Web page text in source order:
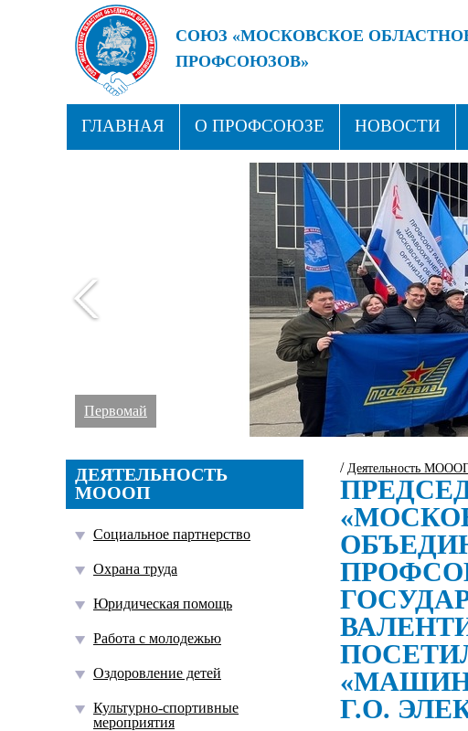
СОЮЗ «МОСКОВСКОЕ
ПРОФСОЮЗОВ»
ГЛАВНАЯ О ПРОФСОЮЗЕ НОВОСТИ
ПРОФСОЮЗНЫЕ ЗДРАВНИЦЫ КОНТАКТЫ
Первомай
ДЕЯТЕЛЬНОСТЬ
МОООП
Социальное партнерство
Охрана труда
Юридическая помощь
Работа с молодежью
Оздоровление детей
Культурно-спортивные
мероприятия
/ Деятельность
Г.О.